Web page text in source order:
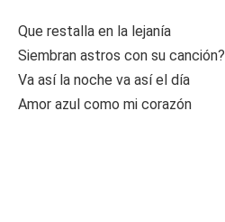
Que restalla en la lejanía
Siembran astros con su canción?
Va así la noche va así el día
Amor azul como mi corazón